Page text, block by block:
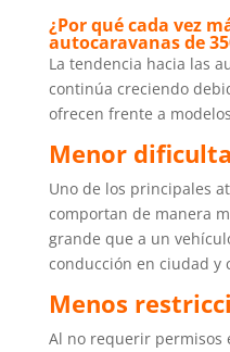
¿Por qué cada vez
autocaravanas de
La tendencia hacia las
continúa creciendo
ofrecen frente a
Menor
Uno de los principales
comportan de manera
grande que a un
conducción en ciudad y
Menos
Al no requerir permisos